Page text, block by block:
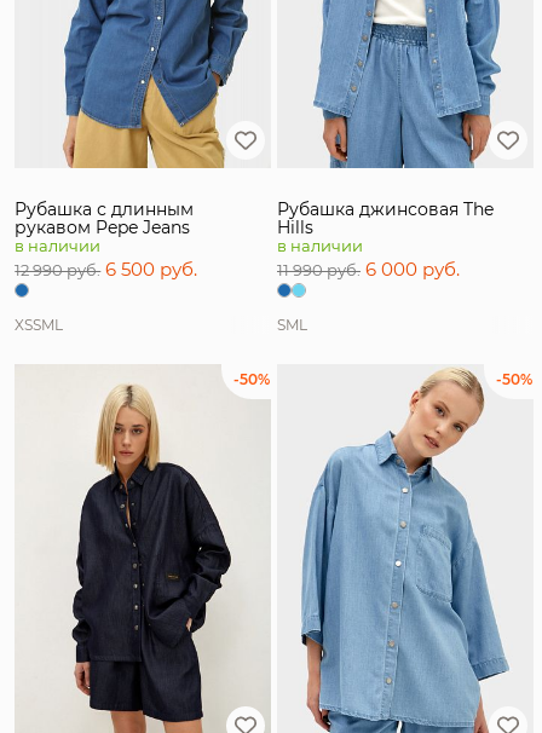
Рубашка с длинным
рукавом Pepe Jeans
в наличии
12 990 руб. 6 500 руб.
XSSML
Рубашка джинсовая The
Hills
в наличии
11 990 руб. 6 000 руб.
SML
-50% -50%